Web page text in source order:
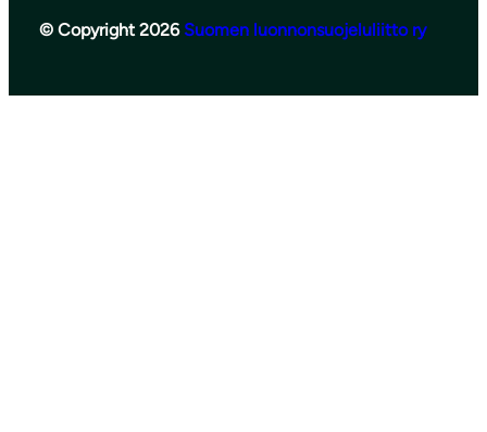
© Copyright 2026 Suomen luonnonsuojeluliitto ry